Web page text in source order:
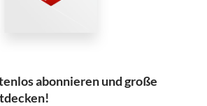
abonnieren und große